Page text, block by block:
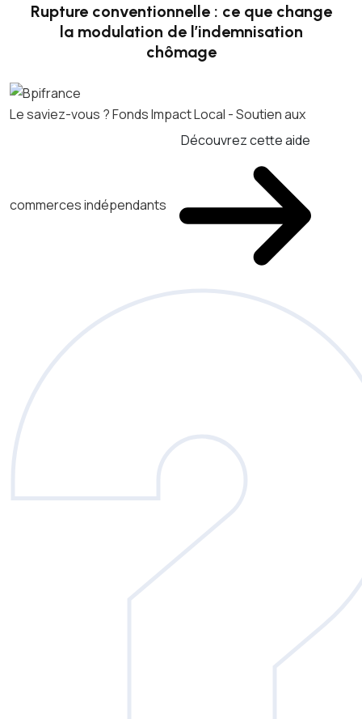
Rupture conventionnelle : ce que change
la modulation de l’indemnisation
chômage
Le saviez-vous ?Fonds Impact Local - Soutien aux
commerces indépendants
Découvrez cette aide